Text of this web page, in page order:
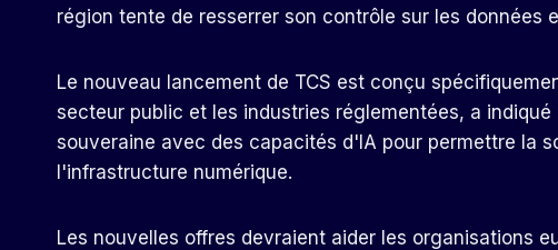
région tente de resserrer son contrôle sur les données
Le nouveau lancement de TCS est conçu
secteur public et les industries réglementées, a
souveraine avec des capacités d'IA pour permettre la
l'infrastructure numérique.
Les nouvelles offres devraient aider les organisations